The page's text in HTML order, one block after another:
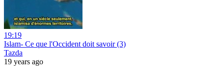
19:19
Islam- Ce que l'Occident doit savoir (3)
Tazda
19 years ago